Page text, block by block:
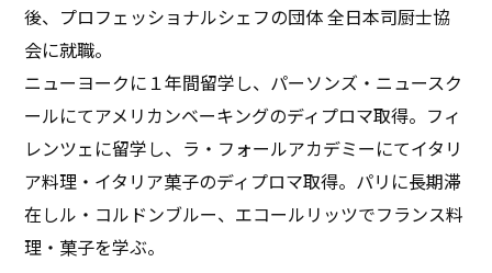
後、プロフェッショナルシェフの団体 全日本司厨士協
会に就職。
ニューヨークに１年間留学し、パーソンズ・ニュースク
ールにてアメリカンベーキングのディプロマ取得。フィ
レンツェに留学し、ラ・フォールアカデミーにてイタリ
ア料理・イタリア菓子のディプロマ取得。パリに長期滞
在しル・コルドンブルー、エコールリッツでフランス料
理・菓子を学ぶ。